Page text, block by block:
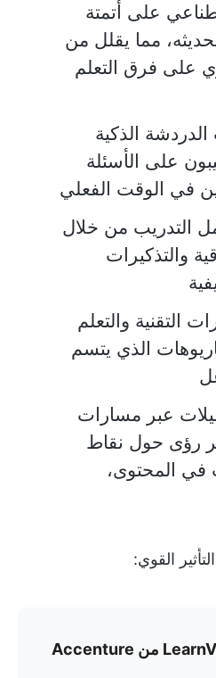
على أتمتة
مما يقلل من
على فرق التعلم
الذكية
على الأسئلة
في الوقت الفعلي
التدريب من خلال
والتذكيرات
التقنية والتعلم
الذي يتسم
عبر مسارات
رؤى حول نقاط
في المحتوى،
القوي: